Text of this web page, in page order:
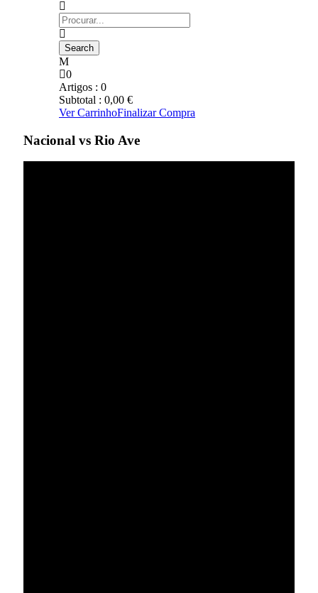
0
Artigos : 0
Subtotal : 0,00 €
Ver CarrinhoFinalizar Compra
Nacional vs Rio Ave